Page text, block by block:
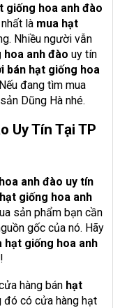
giống hoa anh đào
là mua hạt
Nhiều người vẫn
hoa anh đào uy tín
bán hạt giống hoa
đang tìm mua
Dũng Hà nhé.
Uy Tín Tại TP
anh đào uy tín
giống hoa anh
sản phẩm bạn cần
gốc của nó. Hãy
hạt giống hoa anh
hàng bán hạt
đó có cửa hàng hạt